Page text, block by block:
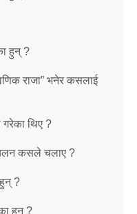
हुन् ?
राजा” भनेर कसलाई
थिए ?
चलन कसले चलाए ?
?
हुन् ?